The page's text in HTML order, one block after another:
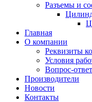
Разъемы и
Главная
О компании
Реквизиты
Условия
Вопрос-ответ
Производители
Новости
Контакты